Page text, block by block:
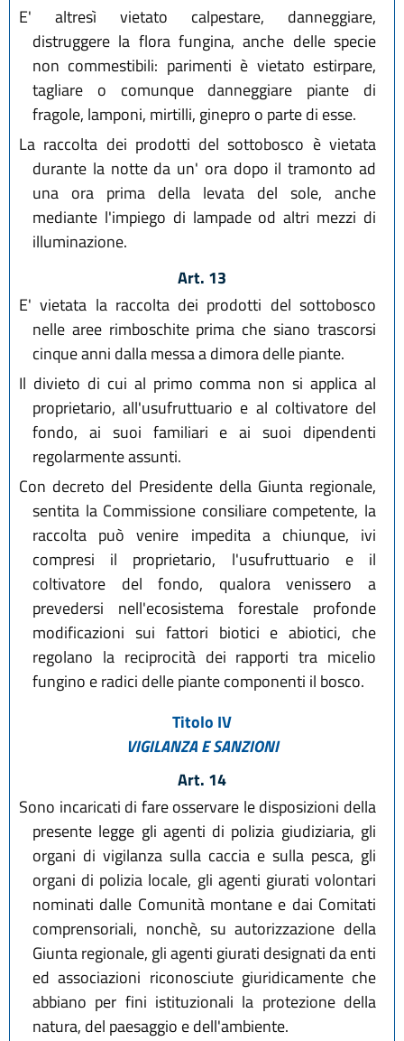
E' altresì vietato calpestare, danneggiare,
distruggere la flora fungina, anche delle specie
non commestibili: parimenti è vietato estirpare,
tagliare o comunque danneggiare piante di
fragole, lamponi, mirtilli, ginepro o parte di esse.
La raccolta dei prodotti del sottobosco è vietata
durante la notte da un' ora dopo il tramonto ad
una ora prima della levata del sole, anche
mediante l'impiego di lampade od altri mezzi di
illuminazione.
Art. 13
E' vietata la raccolta dei prodotti del sottobosco
nelle aree rimboschite prima che siano trascorsi
cinque anni dalla messa a dimora delle piante.
Il divieto di cui al primo comma non si applica al
proprietario, all'usufruttuario e al coltivatore del
fondo, ai suoi familiari e ai suoi dipendenti
regolarmente assunti.
Con decreto del Presidente della Giunta regionale,
sentita la Commissione consiliare competente, la
raccolta può venire impedita a chiunque, ivi
compresi il proprietario, l'usufruttuario e il
coltivatore del fondo, qualora venissero a
prevedersi nell'ecosistema forestale profonde
modificazioni sui fattori biotici e abiotici, che
regolano la reciprocità dei rapporti tra micelio
fungino e radici delle piante componenti il bosco.
Titolo IV
VIGILANZA E SANZIONI
Art. 14
Sono incaricati di fare osservare le disposizioni della
presente legge gli agenti di polizia giudiziaria, gli
organi di vigilanza sulla caccia e sulla pesca, gli
organi di polizia locale, gli agenti giurati volontari
nominati dalle Comunità montane e dai Comitati
comprensoriali, nonchè, su autorizzazione della
Giunta regionale, gli agenti giurati designati da enti
ed associazioni riconosciute giuridicamente che
abbiano per fini istituzionali la protezione della
natura, del paesaggio e dell'ambiente.